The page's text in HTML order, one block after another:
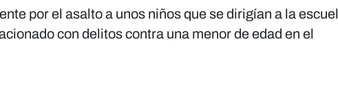
por el asalto a unos niños que se dirigían a la
con delitos contra una menor de edad en el